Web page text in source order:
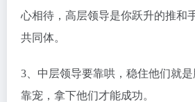
心相待，高层领导是你跃升的推和
共同体。
3、中层领导要靠哄，稳住他们就
靠宠，拿下他们才能成功。